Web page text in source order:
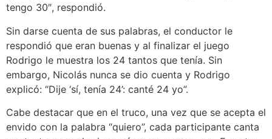
tengo 30″, respondió.
Sin darse cuenta de sus palabras, el conductor le
respondió que eran buenas y al finalizar el juego
Rodrigo le muestra los 24 tantos que tenía. Sin
embargo, Nicolás nunca se dio cuenta y Rodrigo
explicó: “Dije ‘sí, tenía 24’: canté 24 yo”.
Cabe destacar que en el truco, una vez que se acepta el
envido con la palabra “quiero”, cada participante canta